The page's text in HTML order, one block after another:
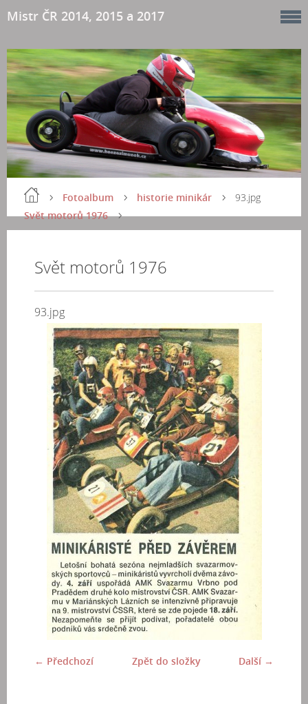
Mistr ČR 2014, 2015 a 2017
Fotoalbum
historie minikár
Svět motorů 1976
93.jpg
Svět motorů 1976
93.jpg
← Předchozí Další →
Zpět do složky